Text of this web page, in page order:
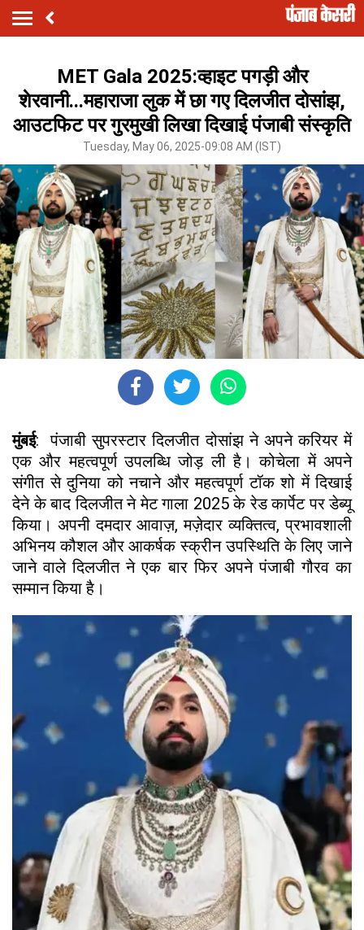
MET Gala 2025:व्हाइट पगड़ी और
शेरवानी...महाराजा लुक में छा गए दिलजीत दोसांझ,
आउटफिट पर गुरमुखी लिखा दिखाई पंजाबी संस्कृति
Tuesday, May 06, 2025-09:08 AM (IST)
मुंबई: पंजाबी सुपरस्टार दिलजीत दोसांझ ने अपने करियर में
एक और महत्वपूर्ण उपलब्धि जोड़ ली है। कोचेला में अपने
संगीत से दुनिया को नचाने और महत्वपूर्ण टॉक शो में दिखाई
देने के बाद दिलजीत ने मेट गाला 2025 के रेड कार्पेट पर डेब्यू
किया। अपनी दमदार आवाज़, मज़ेदार व्यक्तित्व, प्रभावशाली
अभिनय कौशल और आकर्षक स्क्रीन उपस्थिति के लिए जाने
जाने वाले दिलजीत ने एक बार फिर अपने पंजाबी गौरव का
सम्मान किया है।